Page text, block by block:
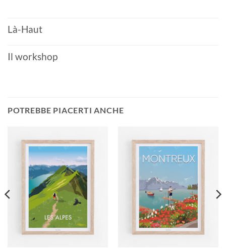
Là-Haut
Il workshop
POTREBBE PIACERTI ANCHE